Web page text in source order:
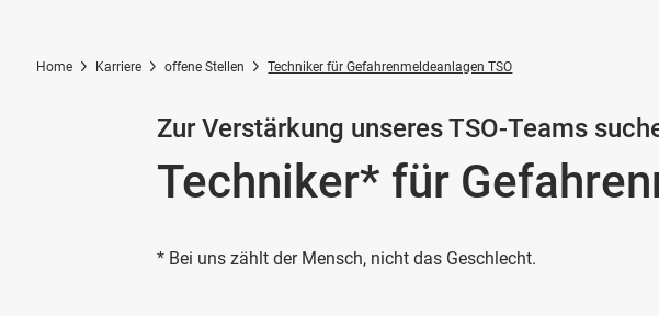
Home Karriere offene Stellen Techniker für Gefahrenmeldeanlagen TSO
Zur Verstärkung unseres TSO-Teams
Techniker* für
* Bei uns zählt der Mensch, nicht das Geschlecht.